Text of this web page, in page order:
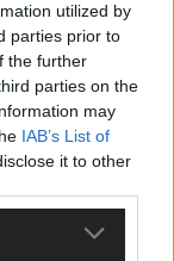
utilized by
parties prior to
the further
parties on the
may
IAB’s List of
it to other
– der